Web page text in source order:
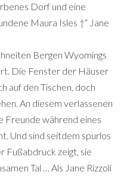
Dorf und eine
Maura Isles †“ Jane
Bergen Wyomings
Die Fenster der Häuser
auf den Tischen, doch
An diesem verlassenen
Freunde während eines
Und sind seitdem spurlos
Fußabdruck zeigt, sie
Tal … Als Jane Rizzoli